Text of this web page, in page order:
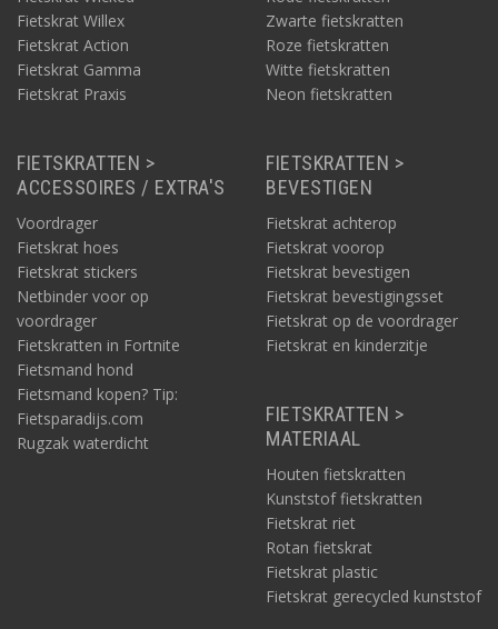
Fietskrat Willex
Fietskrat Action
Fietskrat Gamma
Fietskrat Praxis
Zwarte fietskratten
Roze fietskratten
Witte fietskratten
Neon fietskratten
FIETSKRATTEN >
ACCESSOIRES / EXTRA'S
Voordrager
Fietskrat hoes
Fietskrat stickers
Netbinder voor op
voordrager
Fietskratten in Fortnite
Fietsmand hond
Fietsmand kopen? Tip:
Fietsparadijs.com
Rugzak waterdicht
FIETSKRATTEN >
BEVESTIGEN
Fietskrat achterop
Fietskrat voorop
Fietskrat bevestigen
Fietskrat bevestigingsset
Fietskrat op de voordrager
Fietskrat en kinderzitje
FIETSKRATTEN >
MATERIAAL
Houten fietskratten
Kunststof fietskratten
Fietskrat riet
Rotan fietskrat
Fietskrat plastic
Fietskrat gerecycled kunststof